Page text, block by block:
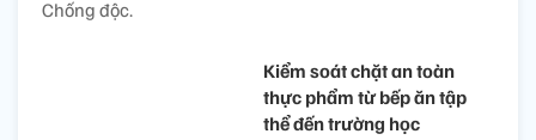
Chống độc.
Kiểm soát chặt an toàn
thực phẩm từ bếp ăn tập
thể đến trường học